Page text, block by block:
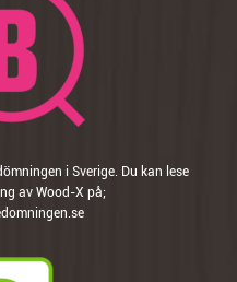
i Sverige. Du kan lese
av Wood-X på;